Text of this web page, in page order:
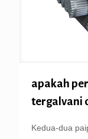
apakah
tergalvani
Kedua-dua